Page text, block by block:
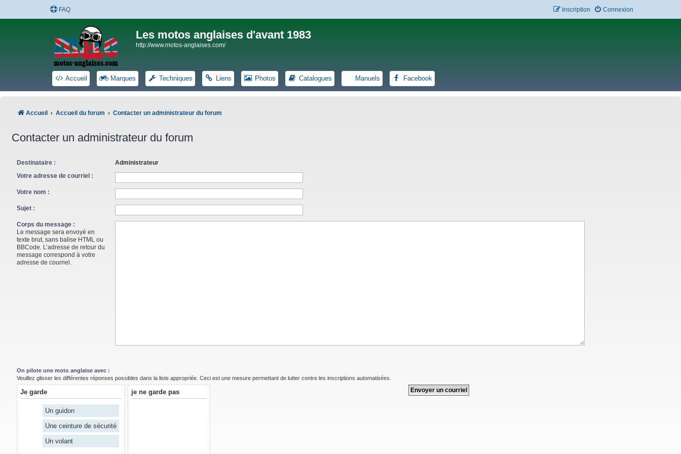
FAQ Connexion
Inscription
Les motos anglaises d'avant 1983
http://www.motos-anglaises.com/
Accueil Marques Techniques Liens Photos Catalogues Manuels Facebook
Accueil Accueil du forum Contacter un administrateur du forum
Contacter un administrateur du forum
Destinataire :
Administrateur
Votre adresse de courriel :
Votre nom :
Sujet :
Corps du message :
Le message sera envoyé en
texte brut, sans balise HTML ou
BBCode. L’adresse de retour du
message correspond à votre
adresse de courriel.
On pilote une moto anglaise avec :
Veuillez glisser les différentes réponses possibles dans la liste appropriée. Ceci est une mesure permettant de lutter contre les inscriptions automatisées.
Je garde
Un guidon
Une ceinture de sécurité
Un volant
je ne garde pas